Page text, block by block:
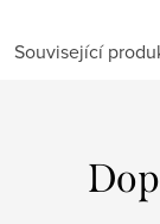
Související